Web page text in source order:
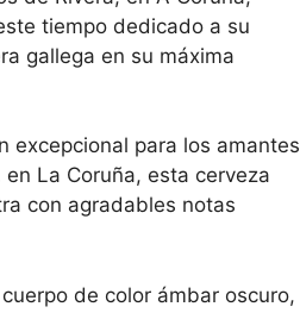
tiempo dedicado a su
gallega en su máxima
excepcional para los amantes
La Coruña, esta cerveza
con agradables notas
de color ámbar oscuro,